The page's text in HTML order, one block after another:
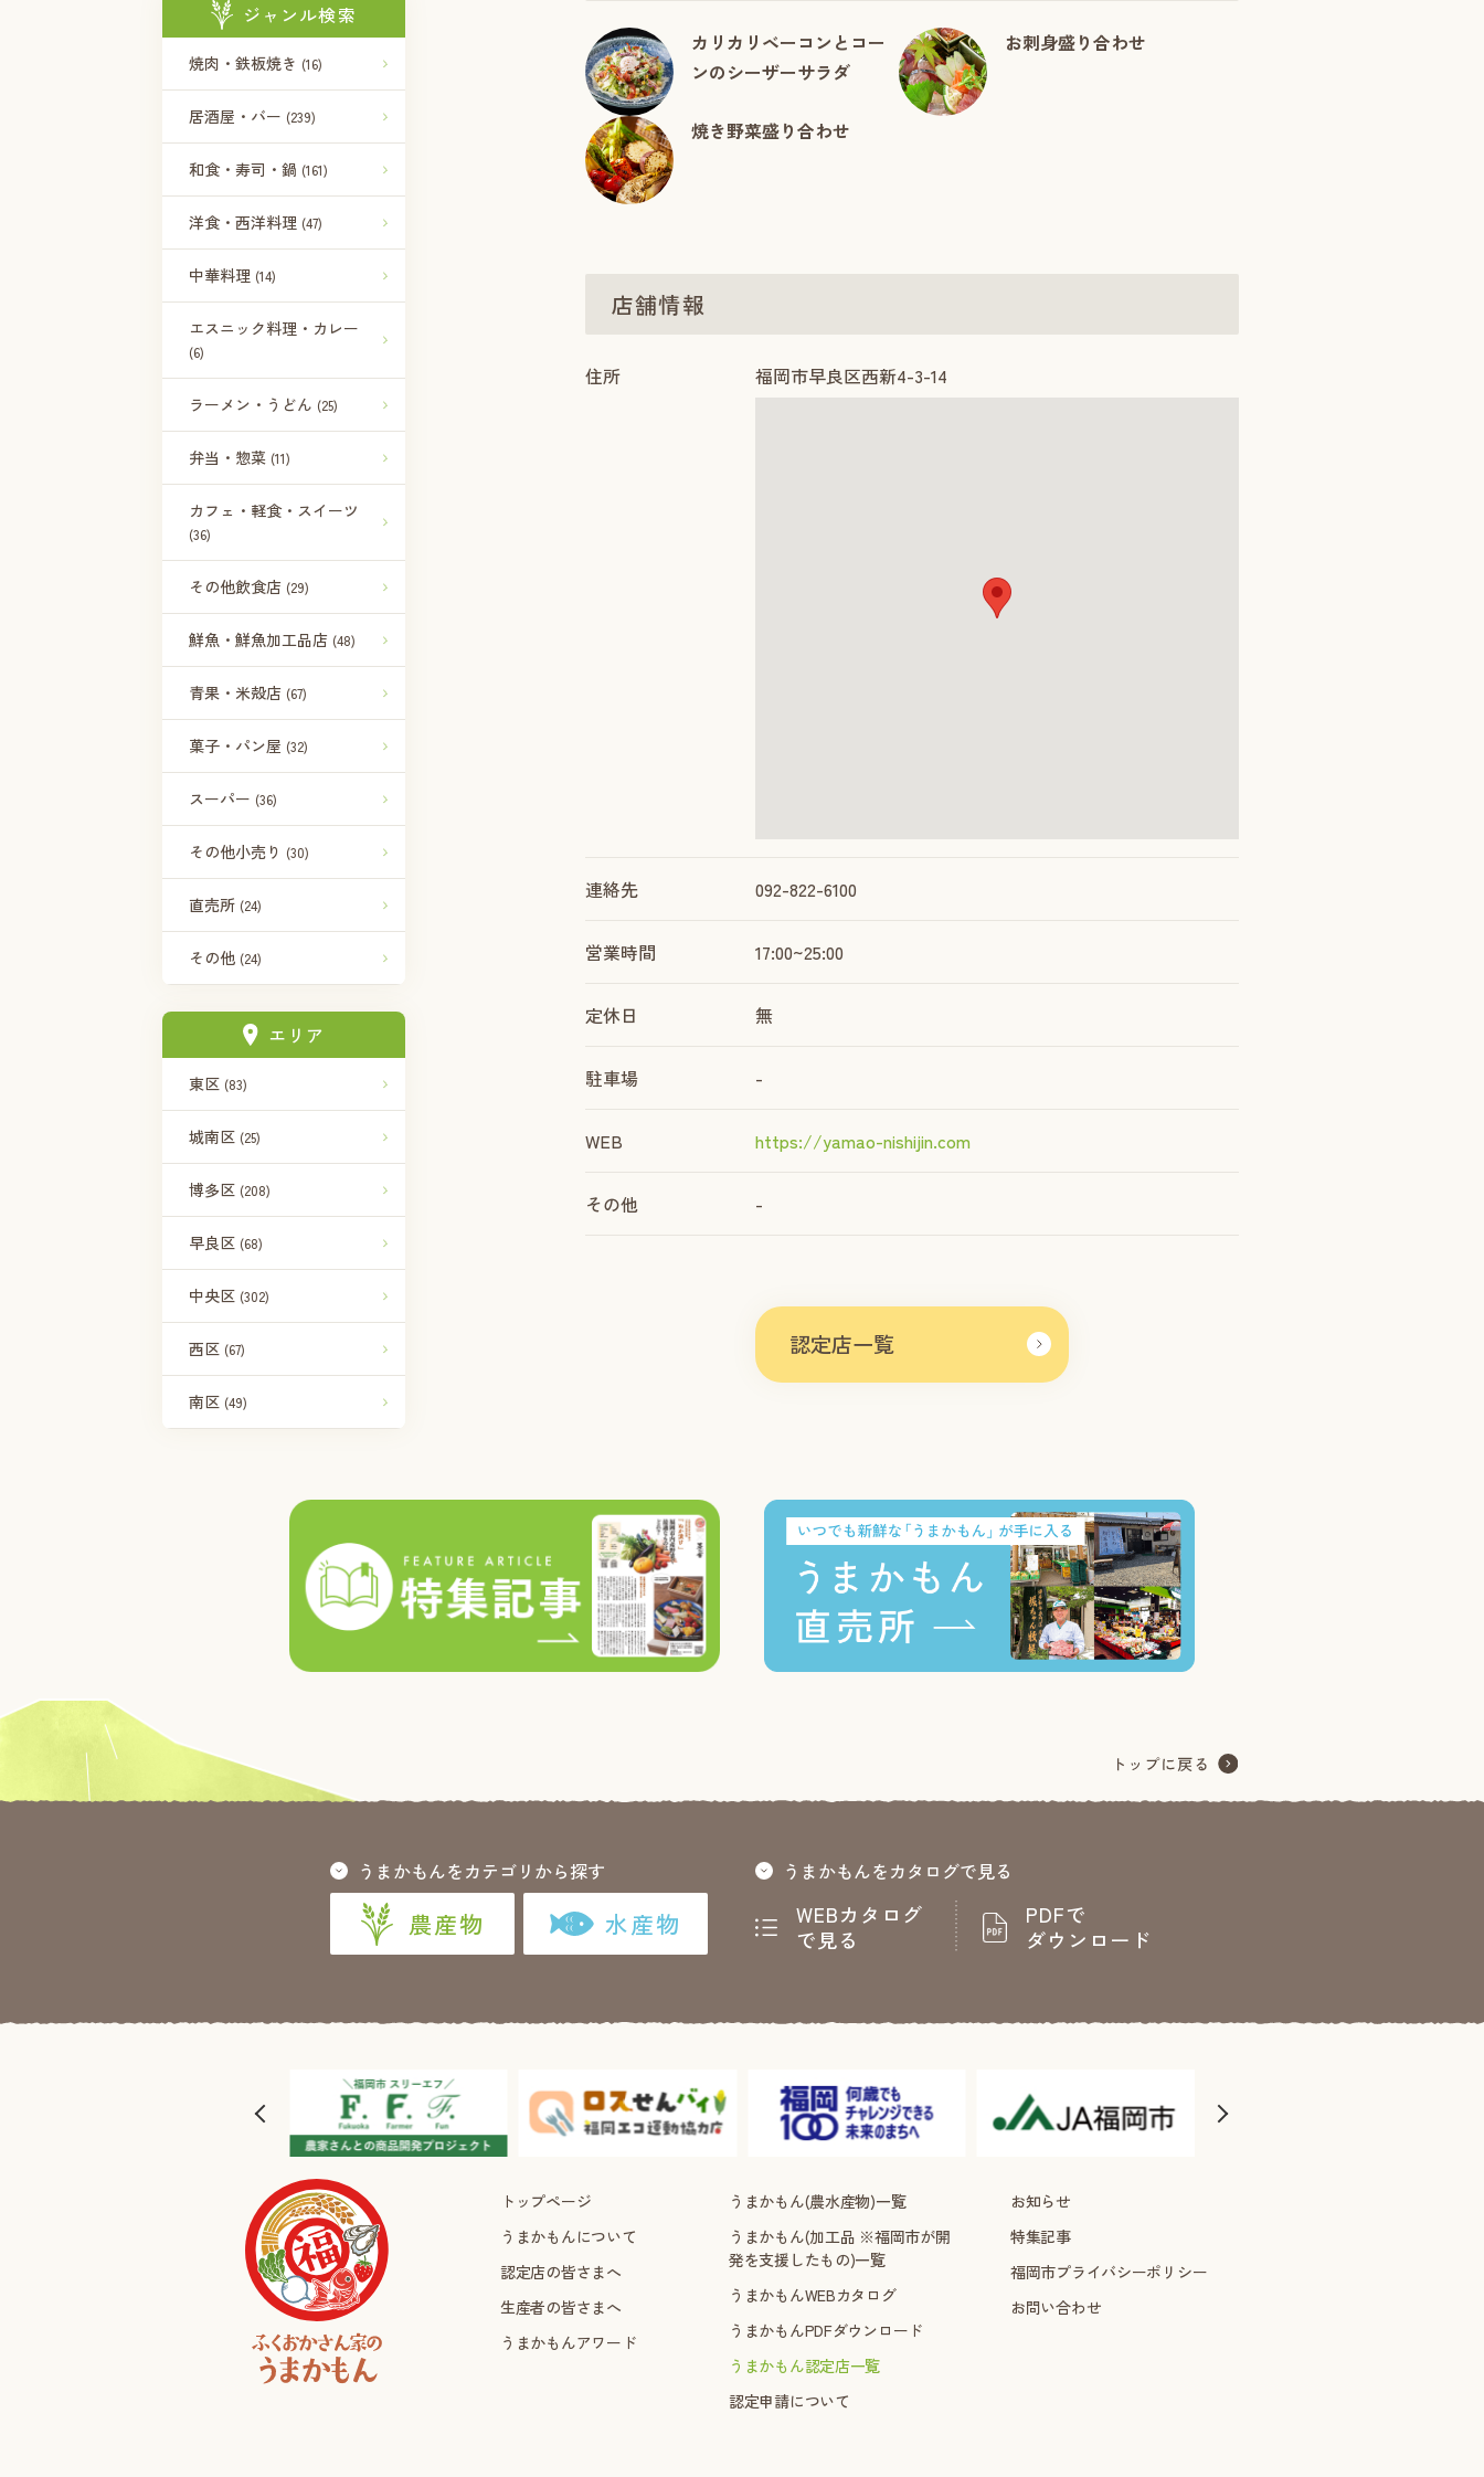
ジャンル検索
焼肉・鉄板焼き (16)
居酒屋・バー (239)
和食・寿司・鍋 (161)
洋食・西洋料理 (47)
中華料理 (14)
エスニック料理・カレー
(6)
ラーメン・うどん (25)
弁当・惣菜 (11)
カフェ・軽食・スイーツ
(36)
その他飲食店 (29)
鮮魚・鮮魚加工品店 (48)
青果・米殻店 (67)
菓子・パン屋 (32)
スーパー (36)
その他小売り (30)
直売所 (24)
その他 (24)
エリア
東区 (83)
城南区 (25)
博多区 (208)
早良区 (68)
中央区 (302)
西区 (67)
南区 (49)
カリカリベーコンとコー
ンのシーザーサラダ
お刺身盛り合わせ
焼き野菜盛り合わせ
店舗情報
住所 福岡市早良区西新4-3-14
連絡先 092-822-6100
営業時間 17:00~25:00
定休日 無
駐車場 -
WEB https://yamao-nishijin.com
その他 -
認定店一覧
うまかもんをカテゴリから探す
農産物 水産物
うまかもんをカタログで見る
WEBカタログ
で見る
PDFで
ダウンロード
トップページ
うまかもんについて
認定店の皆さまへ
生産者の皆さまへ
うまかもんアワード
うまかもん(農水産物)一覧
うまかもん(加工品 ※福岡市が開
発を支援したもの)一覧
うまかもんWEBカタログ
うまかもんPDFダウンロード
うまかもん認定店一覧
認定申請について
お知らせ
特集記事
福岡市プライバシーポリシー
お問い合わせ